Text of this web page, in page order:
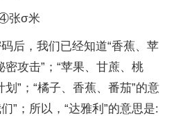
张σ米
后，我们已经知道“香蕉、苹
密攻击”；“苹果、甘蔗、桃
”；“橘子、香蕉、番茄”的意
”；所以，“达雅利”的意思是: